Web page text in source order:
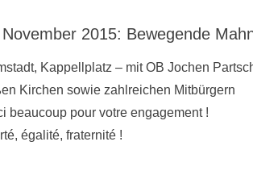
2015: Bewegende
Kappellplatz – mit OB Jochen
Kirchen sowie zahlreichen Mitbürgern
beaucoup pour votre engagement !
égalité, fraternité !